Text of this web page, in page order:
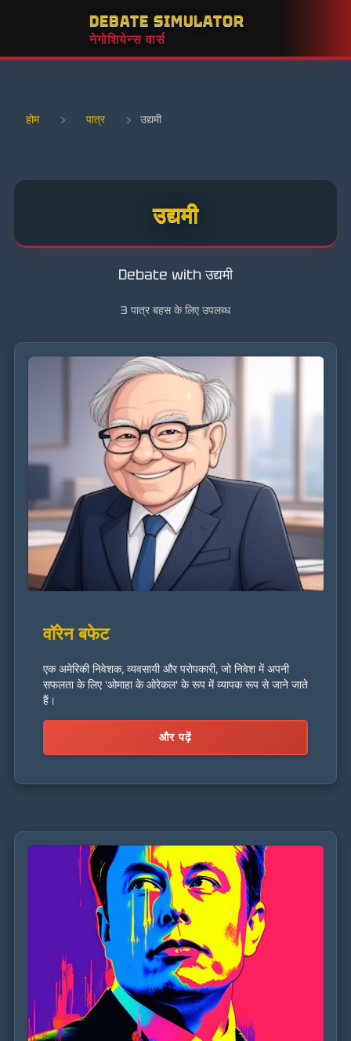
DEBATE SIMULATOR
नेगोशियेन्स वार्स
होम › पात्र › उद्यमी
उद्यमी
Debate with उद्यमी
3 पात्र बहस के लिए उपलब्ध
वॉरेन बफेट
एक अमेरिकी निवेशक, व्यवसायी और परोपकारी, जो निवेश में अपनी
सफलता के लिए 'ओमाहा के ओरेकल' के रूप में व्यापक रूप से जाने जाते
हैं।
और पढ़ें